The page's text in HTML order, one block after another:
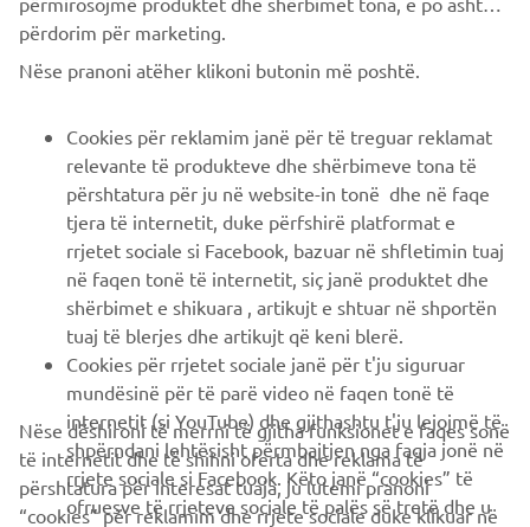
PIÙ YAMAHA
SUPPORTO
NEWSLETTER
Conoscerai in anteprima le ultime offerte, gli eventi speciali, le
nuove uscite e molto altro
përdorim për marketing.
Nëse pranoni atëher klikoni butonin më poshtë.
Cookies për reklamim janë për të treguar reklamat
relevante të produkteve dhe shërbimeve tona të
përshtatura për ju në website-in tonë dhe në faqe
tjera të internetit, duke përfshirë platformat e
rrjetet sociale si Facebook, bazuar në shfletimin tuaj
në faqen tonë të internetit, siç janë produktet dhe
shërbimet e shikuara , artikujt e shtuar në shportën
tuaj të blerjes dhe artikujt që keni blerë.
Cookies për rrjetet sociale janë për t'ju siguruar
mundësinë për të parë video në faqen tonë të
internetit (si YouTube) dhe gjithashtu t'ju lejojmë të
shpërndani lehtësisht përmbajtjen nga faqja jonë në
rrjete sociale si Facebook. Këto janë “cookies” të
ofruesve të rrjeteve sociale të palës së tretë dhe u
Nëse dëshironi të merrni të gjitha funksionet e faqes sonë
të internetit dhe të shihni oferta dhe reklama të
përshtatura për interesat tuaja, ju lutemi pranoni
“cookies” për reklamim dhe rrjete sociale duke klikuar në